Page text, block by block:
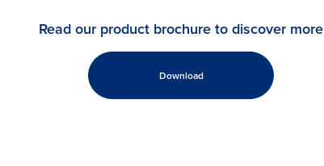
Read our product brochure to discover more
Download